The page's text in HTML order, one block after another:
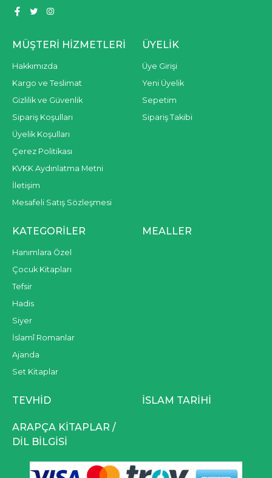
MÜŞTERI HIZMETLERI
Hakkımızda
Kargo ve Teslimat
Gizlilik ve Güvenlik
Sipariş Koşulları
Üyelik Koşulları
Çerez Politikası
KVKK Aydınlatma Metni
İletişim
Mesafeli Satış Sözleşmesi
ÜYELIK
Üye Girişi
Yeni Üyelik
Sepetim
Sipariş Takibi
KATEGORILER
Hanımlara Özel
Çocuk Kitapları
Tefsir
Hadis
Siyer
İslamî Romanlar
Ajanda
Set Kitaplar
MEALLER
TEVHID İSLAM TARIHI
ARAPÇA KITAPLAR /
DIL BILGISI